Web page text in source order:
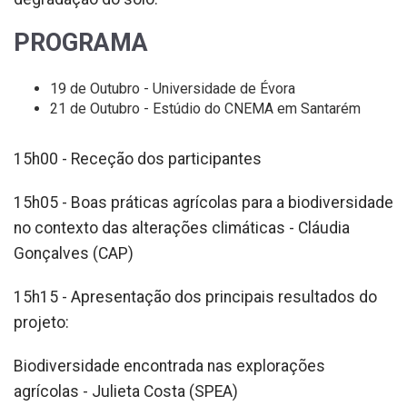
PROGRAMA
19 de Outubro - Universidade de Évora
21 de Outubro - Estúdio do CNEMA em Santarém
15h00 - Receção dos participantes
15h05 - Boas práticas agrícolas para a biodiversidade
no contexto das alterações climáticas - Cláudia
Gonçalves (CAP)
15h15 - Apresentação dos principais resultados do
projeto:
Biodiversidade encontrada nas explorações
agrícolas - Julieta Costa (SPEA)